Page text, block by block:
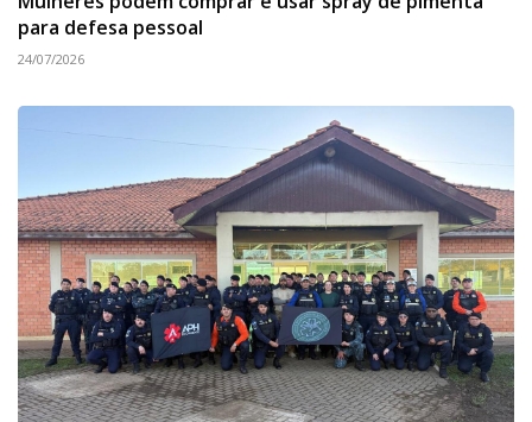
para defesa pessoal
24/07/2026